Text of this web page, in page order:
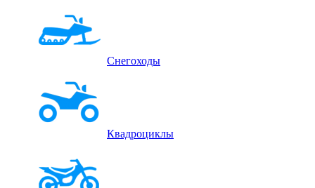
Снегоходы
Квадроциклы